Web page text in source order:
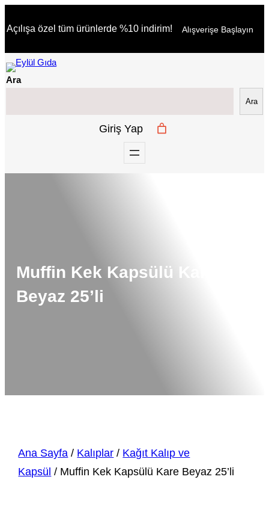
geç
Açılışa özel tüm ürünlerde %10 indirim! Alışverişe Başlayın
Ara
Ara
Giriş Yap
Muffin Kek Kapsülü Kare
Beyaz 25’li
Ana Sayfa / Kalıplar / Kağıt Kalıp ve
Kapsül / Muffin Kek Kapsülü Kare Beyaz 25’li